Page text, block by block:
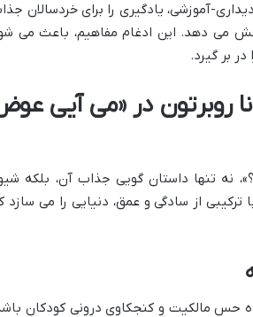
آموزشی، یادگیری را برای خردسالان
می دهد. این ادغام مفاهیم، باعث می
بر گیرد.
روبرتون در «می آیی
نه تنها داستان گویی جذاب آن، بلکه
از سادگی و عمق، دنیایی را می سازد
حس مالکیت و کنجکاوی درونی کودکان